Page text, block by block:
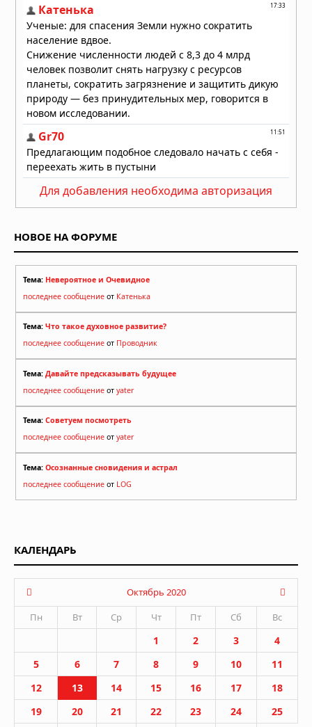
Для добавления необходима авторизация
НОВОЕ НА ФОРУМЕ
Тема: Невероятное и Очевидное
последнее сообщение от Катенька
Тема: Что такое духовное развитие?
последнее сообщение от Проводник
Тема: Давайте предсказывать будущее
последнее сообщение от yater
Тема: Советуем посмотреть
последнее сообщение от yater
Тема: Осознанные сновидения и астрал
последнее сообщение от LOG
КАЛЕНДАРЬ
Октябрь 2020
Пн
Вт Ср Чт Пт Сб Вс
1 2 3
4
5
6 7 8 9 10
11
12
13 14 15 16 17
18
19
20 21 22 23 24
25